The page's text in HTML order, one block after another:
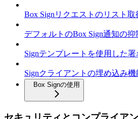
Box Signリクエストのリスト取
デフォルトのBox Sign通知の抑
Signテンプレートを使用した
Signクライアントの埋め込み機
Box Signの使用